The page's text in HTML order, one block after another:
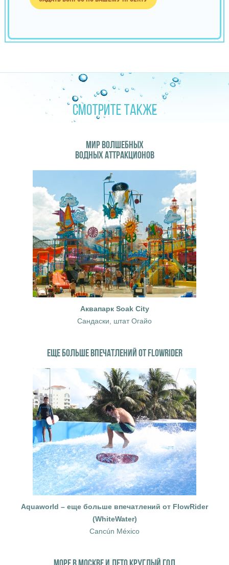
СМОТРИТЕ ТАКЖЕ
МИР ВОЛШЕБНЫХ
ВОДНЫХ АТТРАКЦИОНОВ
Аквапарк Soak City
Сандаски, штат Огайо
ЕЩЕ БОЛЬШЕ ВПЕЧАТЛЕНИЙ ОТ FLOWRIDER
Aquaworld – еще больше впечатлений от FlowRider
(WhiteWater)
Cancún México